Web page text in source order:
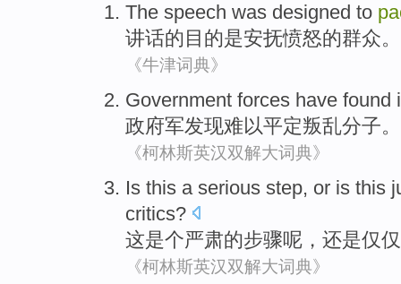
The speech was designed to
讲话的 目的是安抚愤怒的群众。
《牛津词典》
Government forces have found
政府军发现难以平定叛乱分子。
《柯林斯英汉双解大词典》
Is this a serious step, or is this
critics?
这是个严肃的步骤呢， 还是仅仅
《柯林斯英汉双解大词典》